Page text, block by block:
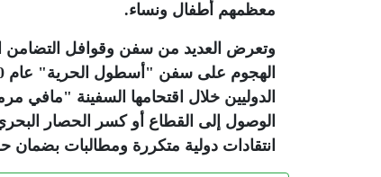
معظمهم أطفال ونساء.
وتعرض العديد من سفن وقوافل التضامن
الدوليين خلال اقتحامها السفينة "مافي
انتقادات دولية متكررة ومطالبات